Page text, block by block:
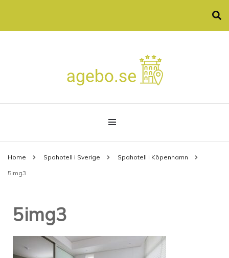
agebo.se
Allt som spa och konferenser
Home Spahotell i Sverige Spahotell i Köpenhamn
5img3
5img3